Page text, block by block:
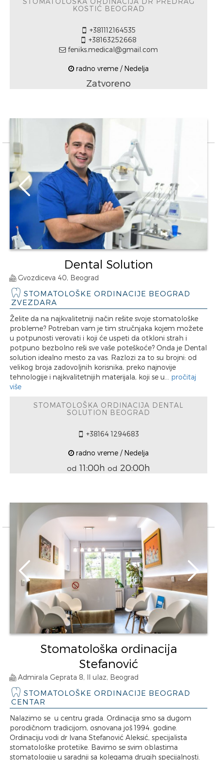
KOSTIĆ BEOGRAD
+381112164535
+38163252668
feniks.medical@gmail.com
radno vreme / Nedelja
Zatvoreno
Dental Solution
Gvozdiceva 40, Beograd
STOMATOLOŠKE ORDINACIJE BEOGRAD
ZVEZDARA
Želite da na najkvalitetniji način rešite svoje stomatološke
probleme? Potreban vam je tim stručnjaka kojem možete
u potpunosti verovati i koji će uspeti da otkloni strah i
potpuno bezbolno reši sve vaše poteškoće? Onda je Dental
solution idealno mesto za vas. Razlozi za to su brojni: od
velikog broja zadovoljnih korisnika, preko najnovije
tehnologije i najkvalitetnijih materijala, koji se u... pročitaj
više
STOMATOLOŠKA ORDINACIJA DENTAL
SOLUTION BEOGRAD
+38164 1294683
radno vreme / Nedelja
od 11:00h od 20:00h
Stomatološka ordinacija
Stefanović
Admirala Geprata 8, II ulaz, Beograd
STOMATOLOŠKE ORDINACIJE BEOGRAD
CENTAR
Nalazimo se u centru grada. Ordinacija smo sa dugom
porodičnom tradicijom, osnovana još 1994. godine.
Ordinaciju vodi dr Ivana Stefanović Aleksić, specijalista
stomatološke protetike. Bavimo se svim oblastima
stomatologije u saradnji sa kolegama drugih specijalnosti.